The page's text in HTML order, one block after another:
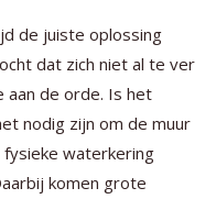
de juiste oplossing
dat zich niet al te ver
aan de orde. Is het
nodig zijn om de muur
waterkering
komen grote